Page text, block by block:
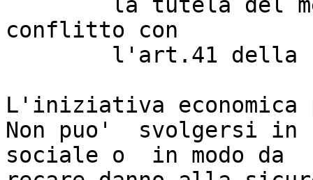
conflitto con
L'iniziativa
Non puo'  svolgersi
sociale o  in modo da